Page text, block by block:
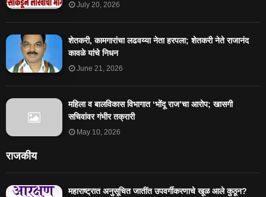
July 20, 2026
शेतकरी, कामगारांचा लढवय्या नेता हरपला; शेतकरी नेते राजानंद
कावळे यांचे निधन
June 21, 2026
महिला व बालविकास विभागात ‘भोंदू राज’चा आरोप; खासगी
सचिवांवर गंभीर तक्रारी
May 10, 2026
राजकीय
महाराष्ट्रात अनुसूचित जातींत उपवर्गीकरणाचे खूळ आले कुठून?